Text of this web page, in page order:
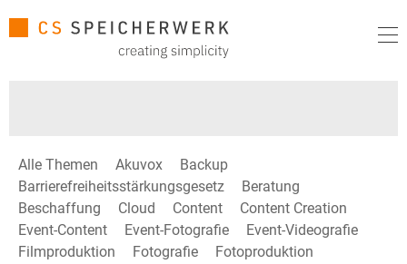
Alle Themen Akuvox
Backup
Barrierefreiheitsstärkungsgesetz
Beratung
Beschaffung
Cloud Content
Content Creation
Event-Content
Event-Fotografie
Event-Videografie
Filmproduktion
Fotografie
Fotoproduktion